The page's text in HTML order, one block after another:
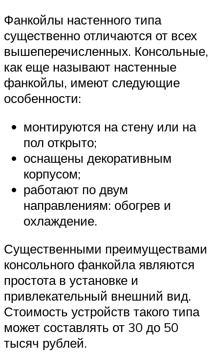
Фанкойлы настенного типа
существенно отличаются от всех
вышеперечисленных. Консольные,
как еще называют настенные
фанкойлы, имеют следующие
особенности:
монтируются на стену или на
пол открыто;
оснащены декоративным
корпусом;
работают по двум
направлениям: обогрев и
охлаждение.
Существенными преимуществами
консольного фанкойла являются
простота в установке и
привлекательный внешний вид.
Стоимость устройств такого типа
может составлять от 30 до 50
тысяч рублей.